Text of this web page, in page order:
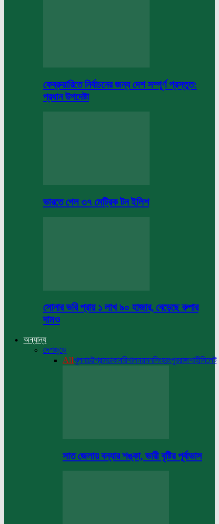
ফেব্রুয়ারিতে নির্বাচনের জন্য দেশ সম্পূর্ণ প্রস্তুত:
প্রধান উপদেষ্টা
ভারতে গেল ৩৭ মেট্রিক টন ইলিশ
সোনার ভরি প্রায় ১ লাখ ৯০ হাজার, বেড়েছে রুপার
দামও
অন্যান্য
দেশজুড়ে
Allখুলনাচট্টগ্রামঢাকাবরিশালময়মনসিংহরংপুররাজশাহীসিলেট
সাত জেলায় বন্যার শঙ্কা, ভারী বৃষ্টির পূর্বাভাস